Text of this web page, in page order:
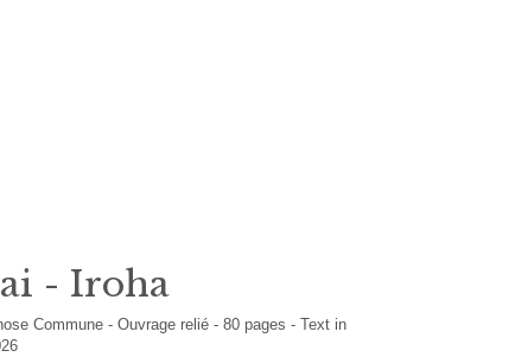
- Iroha
Commune-Ouvrage relié-80pages -Text in